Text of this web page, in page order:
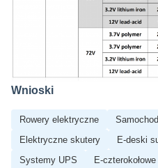
Wnioski
Rowery elektryczne
Elektryczne skutery
E-deski
Systemy UPS
E-czterokołowe